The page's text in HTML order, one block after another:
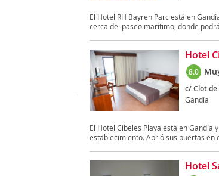
El Hotel RH Bayren Parc está en
cerca del paseo marítimo, donde
Hotel
8.0
c/ Clot
Gandía
El Hotel Cibeles Playa está en Gandía
establecimiento. Abrió sus puertas en
Hotel